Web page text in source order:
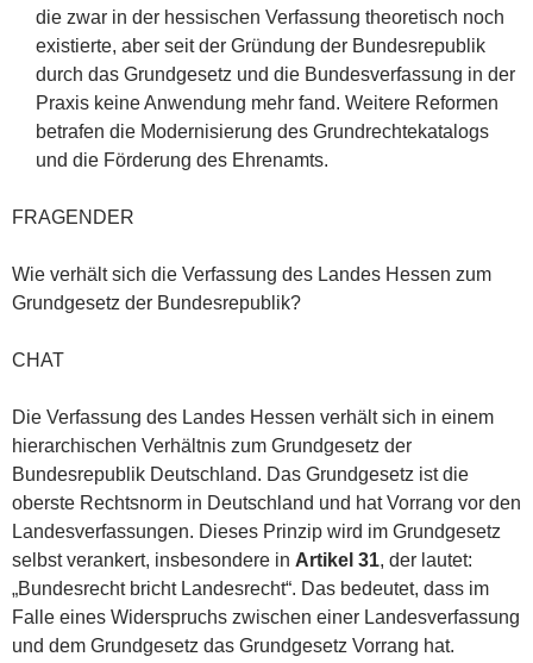
die zwar in der hessischen Verfassung theoretisch noch
existierte, aber seit der Gründung der Bundesrepublik
durch das Grundgesetz und die Bundesverfassung in der
Praxis keine Anwendung mehr fand. Weitere Reformen
betrafen die Modernisierung des Grundrechtekatalogs
und die Förderung des Ehrenamts.
FRAGENDER
Wie verhält sich die Verfassung des Landes Hessen zum
Grundgesetz der Bundesrepublik?
CHAT
Die Verfassung des Landes Hessen verhält sich in einem
hierarchischen Verhältnis zum Grundgesetz der
Bundesrepublik Deutschland. Das Grundgesetz ist die
oberste Rechtsnorm in Deutschland und hat Vorrang vor den
Landesverfassungen. Dieses Prinzip wird im Grundgesetz
selbst verankert, insbesondere in Artikel 31, der lautet:
„Bundesrecht bricht Landesrecht“. Das bedeutet, dass im
Falle eines Widerspruchs zwischen einer Landesverfassung
und dem Grundgesetz das Grundgesetz Vorrang hat.